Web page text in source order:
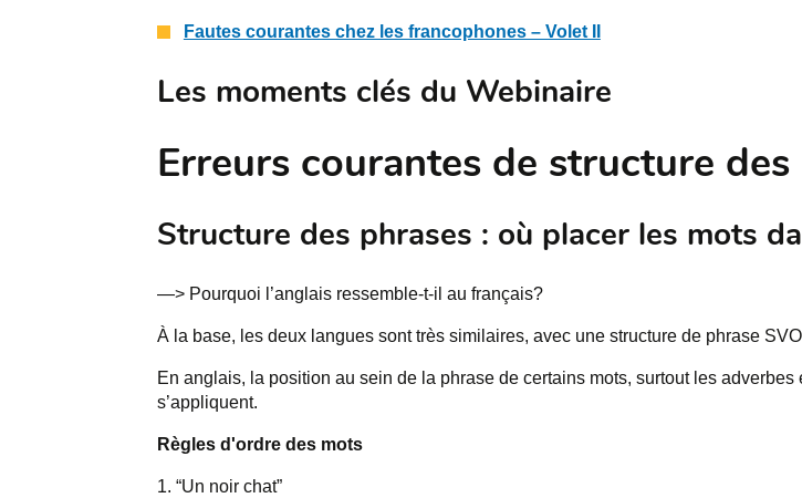
Fautes courantes chez les francophones – Volet II
Les moments clés du Webinaire
Erreurs courantes de structure des
Structure des phrases : où placer les mots
—> Pourquoi l’anglais ressemble-t-il au français?
À la base, les deux langues sont très similaires, avec une structure de phrase
En anglais, la position au sein de la phrase de certains mots, surtout les
s’appliquent.
Règles d'ordre des mots
“Un noir chat”